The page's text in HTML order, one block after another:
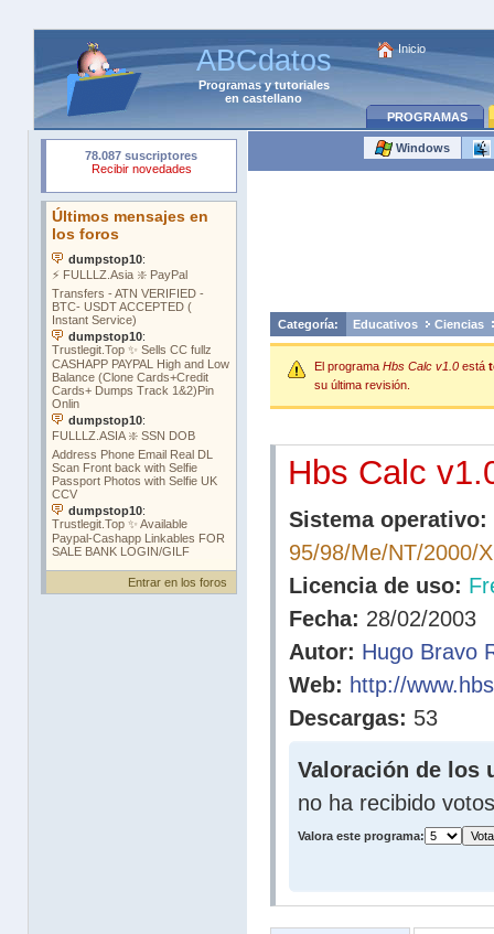
ABCdatos
Programasytutoriales
en castellano
Inicio
PROGRAMAS
Entrar en los foros
Windows
Categoría: Educativos Ciencias
El programa Hbs Calc v1.0 está
su última revisión.
Hbs Calc
Sistema operativo:
95/98/Me/NT/2000/
Licencia de uso:
Fecha: 28/02/2003
Autor: Hugo Bravo
Web: http://
Descargas: 53
Valoración de los
no ha recibido votos
Valora este programa: